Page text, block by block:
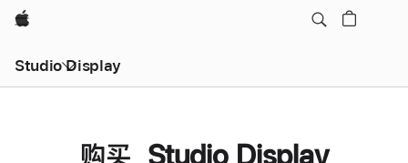
Apple
Studio Display
购买 Studio Display